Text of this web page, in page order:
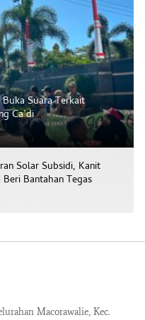
Suara Terkait
Ca’di
Solar Subsidi, Kanit
Bantahan Tegas
Macorawalie, Kec.